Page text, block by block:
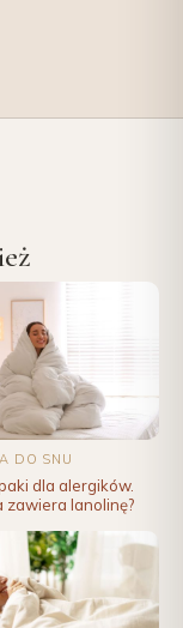
DO SNU
dla alergików.
zawiera lanolinę?